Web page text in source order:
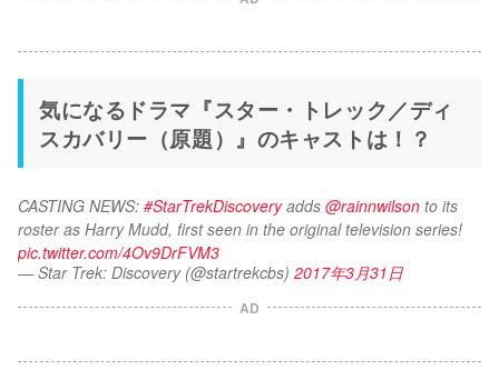
気になるドラマ『スター・トレック／ディ
スカバリー（原題）』のキャストは！？
CASTING NEWS: #StarTrekDiscovery adds @rainnwilson to its
pic.twitter.com/4Ov9DrFVM3
— Star Trek: Discovery (@startrekcbs) 2017年3月31日
AD